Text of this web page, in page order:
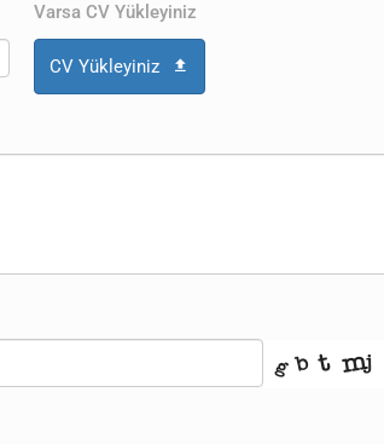
Varsa CV Yükleyiniz
CV Yükleyiniz